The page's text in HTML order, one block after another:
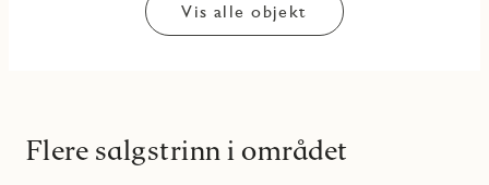
Vis alle objekt
Flere salgstrinn i området